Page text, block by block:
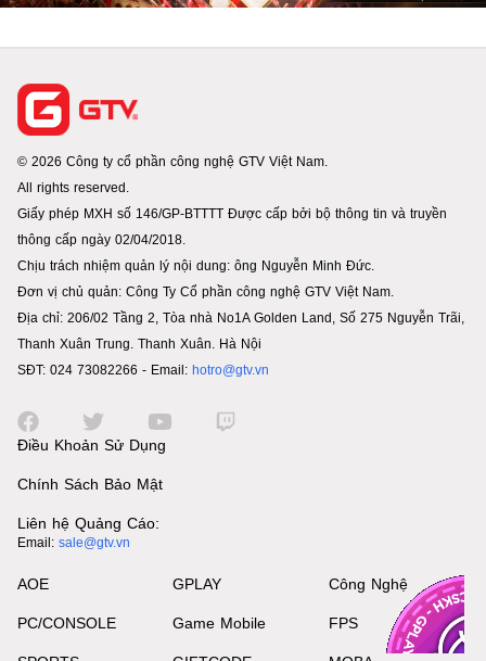
© 2026 Công ty cổ phần công nghệ GTV Việt Nam.
All rights reserved.
Giấy phép MXH số 146/GP-BTTTT Được cấp bởi bộ thông tin và truyền
thông cấp ngày 02/04/2018.
Chịu trách nhiệm quản lý nội dung: ông Nguyễn Minh Đức.
Đơn vị chủ quản: Công Ty Cổ phần công nghệ GTV Việt Nam.
Địa chỉ: 206/02 Tầng 2, Tòa nhà No1A Golden Land, Số 275 Nguyễn Trãi,
Thanh Xuân Trung. Thanh Xuân. Hà Nội
SĐT: 024 73082266 - Email: hotro@gtv.vn
Điều Khoản Sử Dụng
Chính Sách Bảo Mật
Liên hệ Quảng Cáo:
Email: sale@gtv.vn
AOE
PC/CONSOLE
GPLAY
Game Mobile
Công Nghệ
FPS